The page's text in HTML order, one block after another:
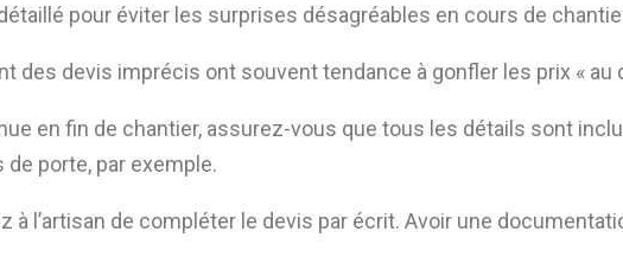
pour éviter les surprises désagréables en cours de
des devis imprécis ont souvent tendance à gonfler les prix «
en fin de chantier, assurez-vous que tous les détails sont
porte, par exemple.
à l’artisan de compléter le devis par écrit. Avoir une